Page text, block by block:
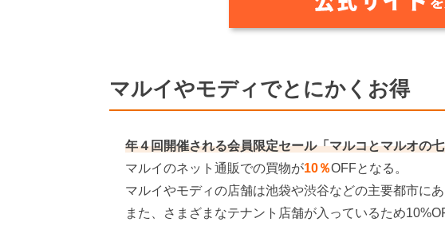
マルイやモディでとにかくお得
年４回開催される会員限定セール「マルコとマルオの
マルイのネット通販での買物が10％OFFとなる。
マルイやモディの店舗は池袋や渋谷などの主要都市に
また、さまざまなテナント店舗が入っているため